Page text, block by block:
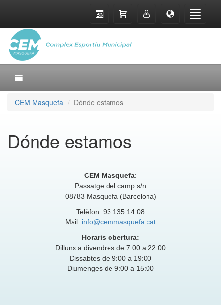
CEM Masquefa Dónde estamos
Dónde estamos
CEM Masquefa:
Passatge del camp s/n
08783 Masquefa (Barcelona)
Telèfon: 93 135 14 08
Mail: info@cemmasquefa.cat
Horaris obertura:
Dilluns a divendres de 7:00 a 22:00
Dissabtes de 9:00 a 19:00
Diumenges de 9:00 a 15:00